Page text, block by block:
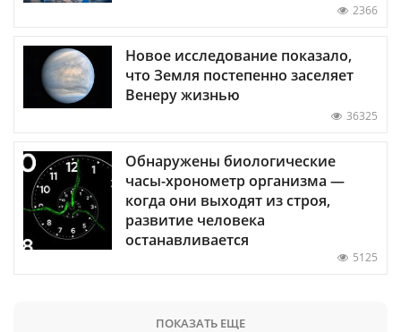
2366
Новое исследование показало,
что Земля постепенно заселяет
Венеру жизнью
36325
Обнаружены биологические
часы-хронометр организма —
когда они выходят из строя,
развитие человека
останавливается
5125
ПОКАЗАТЬ ЕЩЕ